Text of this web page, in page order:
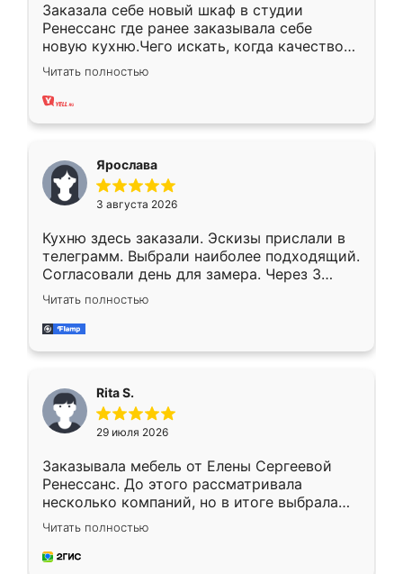
Заказала себе новый шкаф в студии
Ренессанс где ранее заказывала себе
новую кухню.Чего искать, когда качеством
вполне довольна. Служит кухня уже почти
два года, нареканий нет.
Читать полностью
Ярослава
3 августа 2026
Кухню здесь заказали. Эскизы прислали в
телеграмм. Выбрали наиболее подходящий.
Согласовали день для замера. Через 3
недели кухня была уже готова. Остались
довольны работой. Спасибо Ренессанс
мебель за качественную работу!
Читать полностью
Rita S.
29 июля 2026
Заказывала мебель от Елены Сергеевой
Ренессанс. До этого рассматривала
несколько компаний, но в итоге выбрала
эту. Сначала обговорили условия, потом
приехал замерщик, всё спокойно объяснил
и снял размеры. Изготовили в срок, с
Читать полностью